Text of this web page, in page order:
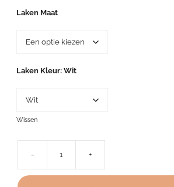
Laken Maat
Laken Kleur Wit
Wissen
-
-
+